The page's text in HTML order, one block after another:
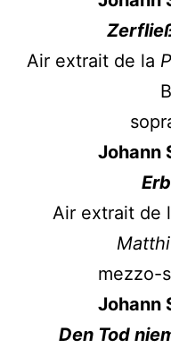
Air extrait de la
Johann
Air extrait de
mezzo-
Johann
Den Tod